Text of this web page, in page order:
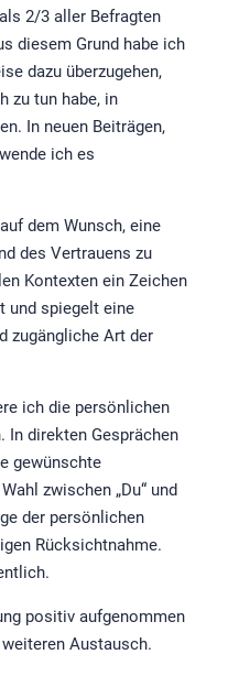
2/3 aller Befragten
diesem Grund habe ich
dazu überzugehen,
zu tun habe, in
In neuen Beiträgen,
ich es
dem Wunsch, eine
des Vertrauens zu
Kontexten ein Zeichen
und spiegelt eine
zugängliche Art der
ich die persönlichen
In direkten Gesprächen
gewünschte
zwischen „Du“ und
der persönlichen
Rücksichtnahme.
positiv aufgenommen
Austausch.